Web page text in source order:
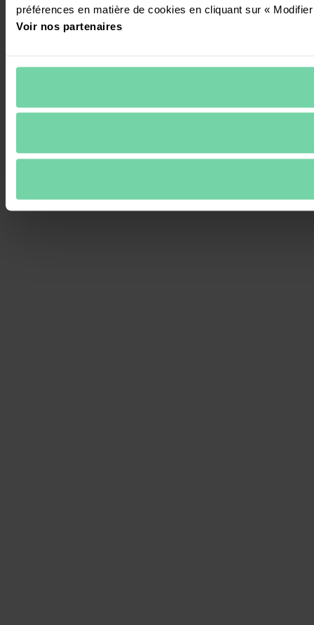
préférences en matière de cookies en cliquant sur «
Voir nos partenaires